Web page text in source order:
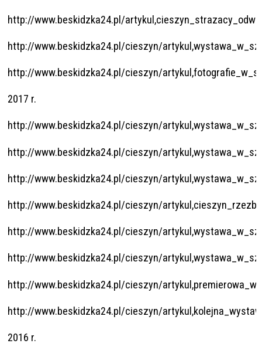
http://www.beskidzka24.pl/
http://www.beskidzka24.pl/cieszyn/
http://www.beskidzka24.pl/cieszyn/
2017 r.
http://www.beskidzka24.pl/cieszyn/
http://www.beskidzka24.pl/cieszyn/
http://www.beskidzka24.pl/cieszyn/
http://www.beskidzka24.pl/cieszyn/
http://www.beskidzka24.pl/cieszyn/
http://www.beskidzka24.pl/cieszyn/
http://www.beskidzka24.pl/cieszyn/
http://www.beskidzka24.pl/cieszyn/
2016 r.